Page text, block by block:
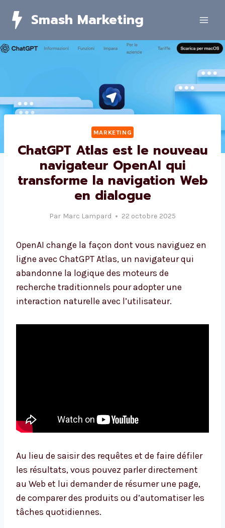
Smash Marketing
MARKETING
ChatGPT Atlas est le nouveau
navigateur OpenAI qui
transforme la navigation Web
en dialogue
Par Marc Lampard 22 octobre 2025
OpenAI change la façon dont vous naviguez en
ligne avec ChatGPT Atlas, un navigateur qui
abandonne la logique des moteurs de
recherche traditionnels pour adopter une
interaction naturelle avec l’utilisateur.
Au lieu de saisir des requêtes et de faire défiler
les résultats, vous pouvez parler directement
au Web et lui demander de résumer une page,
de comparer des produits ou d’automatiser les
tâches quotidiennes.